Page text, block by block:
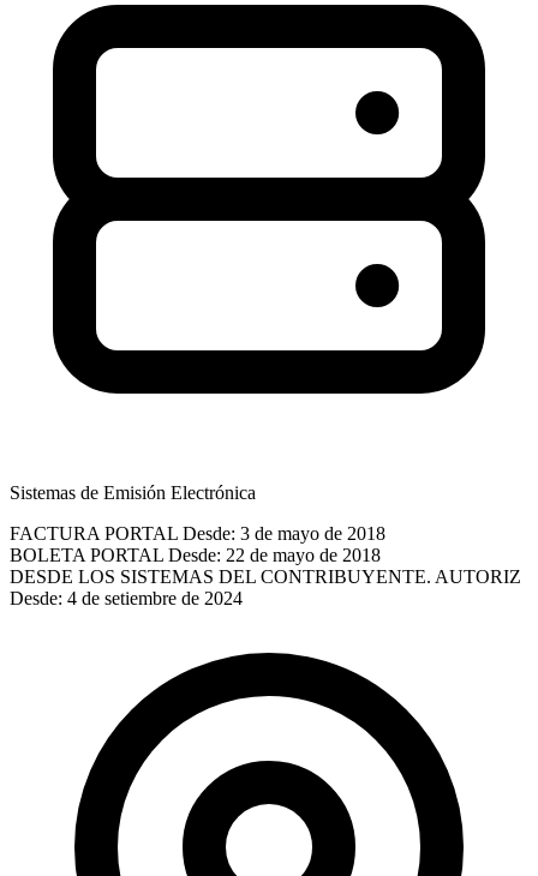
Sistemas de Emisión Electrónica
FACTURA PORTAL Desde: 3 de mayo de 2018
BOLETA PORTAL Desde: 22 de mayo de 2018
DESDE LOS SISTEMAS DEL CONTRIBUYENTE. AUTORIZ
Desde: 4 de setiembre de 2024